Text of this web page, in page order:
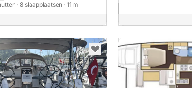
· 8 slaapplaatsen · 11 m